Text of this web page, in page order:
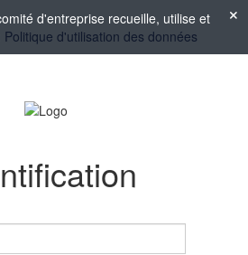
d'entreprise recueille, utilise et
Politique d'utilisation des données